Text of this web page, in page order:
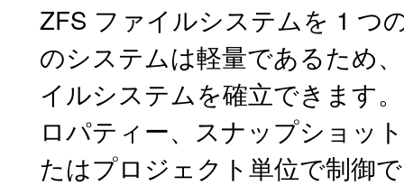
ZFS ファイルシステムを 1 つ
のシステムは軽量であるため
イルシステムを確立できます
ロパティー、スナップショッ
たはプロジェクト単位で制御